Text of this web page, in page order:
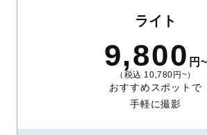
整。自然な雰囲気を残しつつも、おしゃれ
に。きっと「こんな写真を撮ってほしかっ
出会えます。まずは、ラブグラフの撮影事例
ライト
9,800 円~
（税込 10,780円~）
おすすめスポットで
手軽に撮影